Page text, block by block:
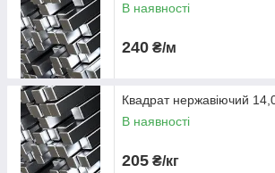
В наявності
240 ₴/м
Квадрат нержавіючий
В наявності
205 ₴/кг